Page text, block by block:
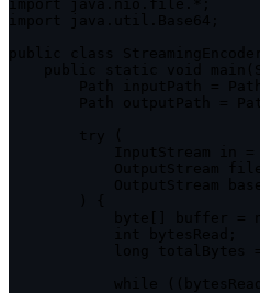
public static void
Path inputPath =
Path outputPath =
InputStream in
OutputStream
OutputStream
while